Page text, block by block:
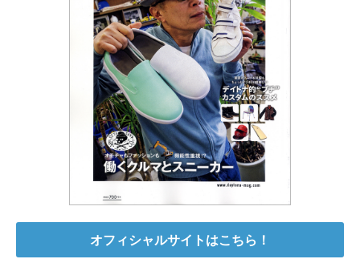
オフィシャルサイトはこちら！